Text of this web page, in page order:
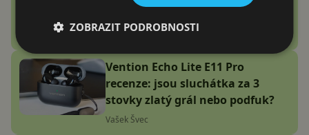
Vention Echo Lite E11 Pro
recenze: jsou sluchátka za 3
stovky zlatý grál nebo podfuk?
Vašek Švec
ZOBRAZIT PODROBNOSTI